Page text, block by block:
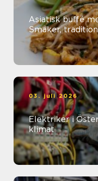
Asiatisk buffé
Smaker,
03. juli 2026
Elektriker i Östersund trygg
klimat